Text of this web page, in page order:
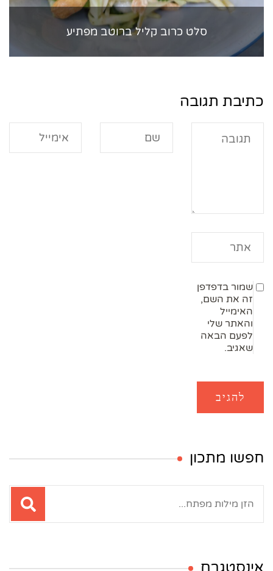
סלט כרוב קליל ברוטב מפתיע
כתיבת תגובה
שמור בדפדפן
זה את השם,
האימייל
והאתר שלי
לפעם הבאה
שאגיב.
חפשו מתכון